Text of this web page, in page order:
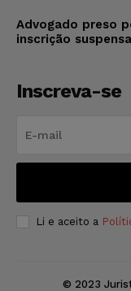
Advogado preso
inscrição
Inscreva-se
Li e aceito a
© 2023